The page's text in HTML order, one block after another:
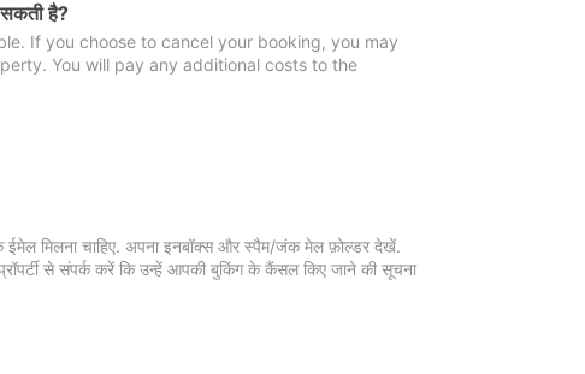
सकती है?
If you choose to cancel your booking, you may
You will pay any additional costs to the
मिलना चाहिए. अपना इनबॉक्स और स्पैम/जंक मेल फ़ोल्डर देखें.
से संपर्क करें कि उन्हें आपकी बुकिंग के कैंसल किए जाने की सूचना